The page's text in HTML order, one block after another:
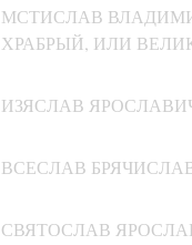
МСТИСЛАВ
ХРАБРЫЙ, ИЛИ
ИЗЯСЛАВ
ВСЕСЛАВ
СВЯТОСЛАВ